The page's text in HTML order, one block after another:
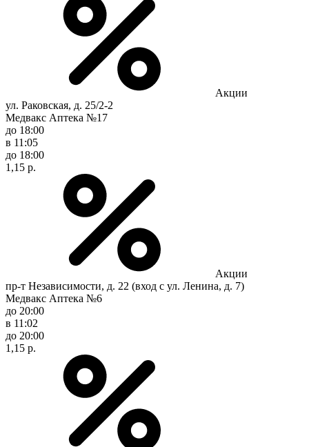
Акции
ул. Раковская, д. 25/2-2
Медвакс Аптека №17
до 18:00
в 11:05
до 18:00
1,15 р.
Акции
пр-т Независимости, д. 22 (вход с ул. Ленина, д. 7)
Медвакс Аптека №6
до 20:00
в 11:02
до 20:00
1,15 р.